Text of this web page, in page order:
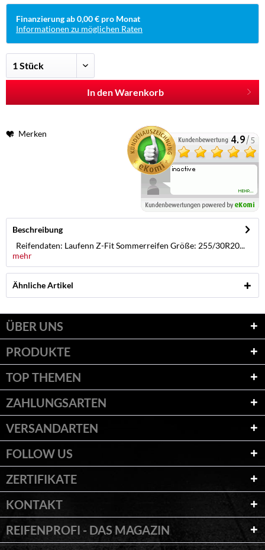
Finanzierung ab 0,00 € pro Monat
Informationen zu möglichen Raten
In den Warenkorb
Merken
Beschreibung
Reifendaten: Laufenn Z-Fit Sommerreifen Größe: 255/30R20...
mehr
Ähnliche Artikel
ÜBER UNS
PRODUKTE
TOP THEMEN
ZAHLUNGSARTEN
VERSANDARTEN
FOLLOW US
ZERTIFIKATE
KONTAKT
REIFENPROFI - DAS MAGAZIN